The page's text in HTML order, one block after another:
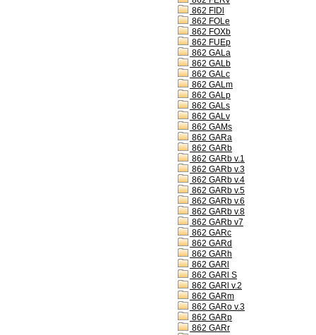
862 FIDl
862 FOLe
862 FOXb
862 FUEp
862 GALa
862 GALb
862 GALc
862 GALm
862 GALp
862 GALs
862 GALv
862 GAMs
862 GARa
862 GARb
862 GARb v.1
862 GARb v.3
862 GARb v.4
862 GARb v.5
862 GARb v.6
862 GARb v.8
862 GARb v7
862 GARc
862 GARd
862 GARh
862 GARl
862 GARl S
862 GARl v.2
862 GARm
862 GARo v.3
862 GARp
862 GARr